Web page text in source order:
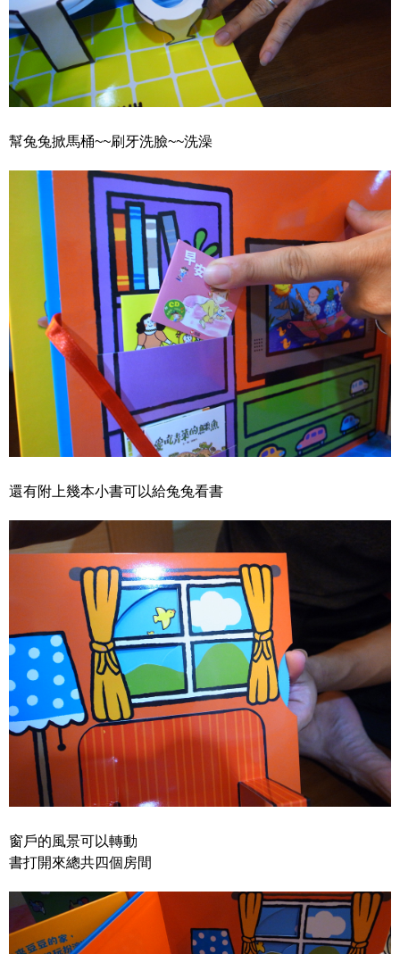
幫兔兔掀馬桶~~刷牙洗臉~~洗澡
還有附上幾本小書可以給兔兔看書
窗戶的風景可以轉動
書打開來總共四個房間